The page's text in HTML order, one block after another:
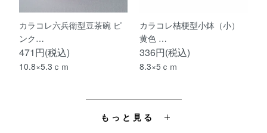
カラコレ六兵衛型豆茶碗 ピ
ンク…
471円(税込)
10.8×5.3ｃｍ
カラコレ桔梗型小鉢（小）
黄色 …
336円(税込)
8.3×5ｃｍ
もっと見る